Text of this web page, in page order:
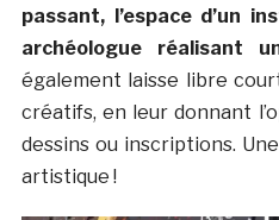
passant, l’espace d’un
archéologue réalisant
également laisse libre
créatifs, en leur donnant
dessins ou inscriptions.
artistique !